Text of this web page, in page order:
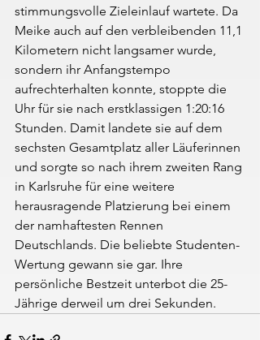
stimmungsvolle Zieleinlauf wartete. Da
Meike auch auf den verbleibenden 11,1
Kilometern nicht langsamer wurde,
sondern ihr Anfangstempo
aufrechterhalten konnte, stoppte die
Uhr für sie nach erstklassigen 1:20:16
Stunden. Damit landete sie auf dem
sechsten Gesamtplatz aller Läuferinnen
und sorgte so nach ihrem zweiten Rang
in Karlsruhe für eine weitere
herausragende Platzierung bei einem
der namhaftesten Rennen
Deutschlands. Die beliebte Studenten-
Wertung gewann sie gar. Ihre
persönliche Bestzeit unterbot die 25-
Jährige derweil um drei Sekunden.